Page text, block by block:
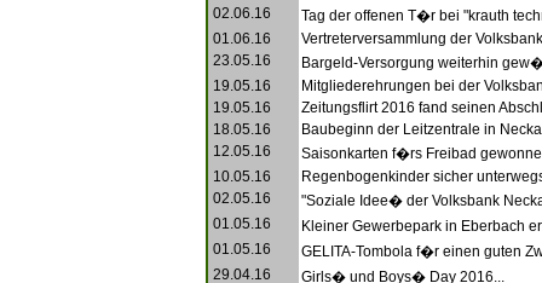
02.06.16
Tag der offenen T�r bei "krauth
01.06.16
Vertreterversammlung der
23.05.16
Bargeld-Versorgung weiterhin
19.05.16
Mitgliederehrungen bei der
19.05.16
Zeitungsflirt 2016 fand seinen
18.05.16
Baubeginn der Leitzentrale in
12.05.16
Saisonkarten f�rs Freibad
10.05.16
Regenbogenkinder sicher
02.05.16
"Soziale Idee� der Volksbank
01.05.16
Kleiner Gewerbepark in Eberbach
01.05.16
GELITA-Tombola f�r einen guten
29.04.16
Girls� und Boys� Day 2016...